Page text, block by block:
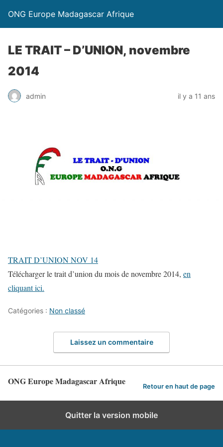
ONG Europe Madagascar Afrique
LE TRAIT – D’UNION, novembre
2014
admin il y a 11 ans
TRAIT D’UNION NOV 14
Télécharger le trait d’union du mois de novembre 2014, en
cliquant ici.
Catégories : Non classé
Laissez un commentaire
ONG Europe Madagascar Afrique Retour en haut de page
Quitter la version mobile